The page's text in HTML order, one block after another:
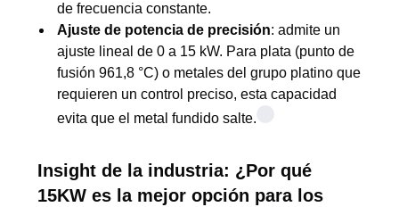
de frecuencia constante.
Ajuste de potencia de precisión: admite un
ajuste lineal de 0 a 15 kW. Para plata (punto de
fusión 961,8 °C) o metales del grupo platino que
requieren un control preciso, esta capacidad
evita que el metal fundido salte.
Insight de la industria: ¿Por qué
15KW es la mejor opción para los